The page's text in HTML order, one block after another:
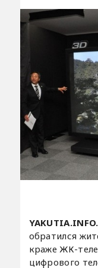
YAKUTIA.INFO.
обратился
краже ЖК-
цифрового